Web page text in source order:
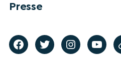
Presse